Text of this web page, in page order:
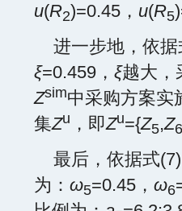
u(R2)=0.45， u(R5
进一步地，依
ξ=0.459， ξ越大，
Zsim中采购方案实
集Zu ，即Zu={Z5,Z6
最后，依据式
为： ω5=0.45， ω6